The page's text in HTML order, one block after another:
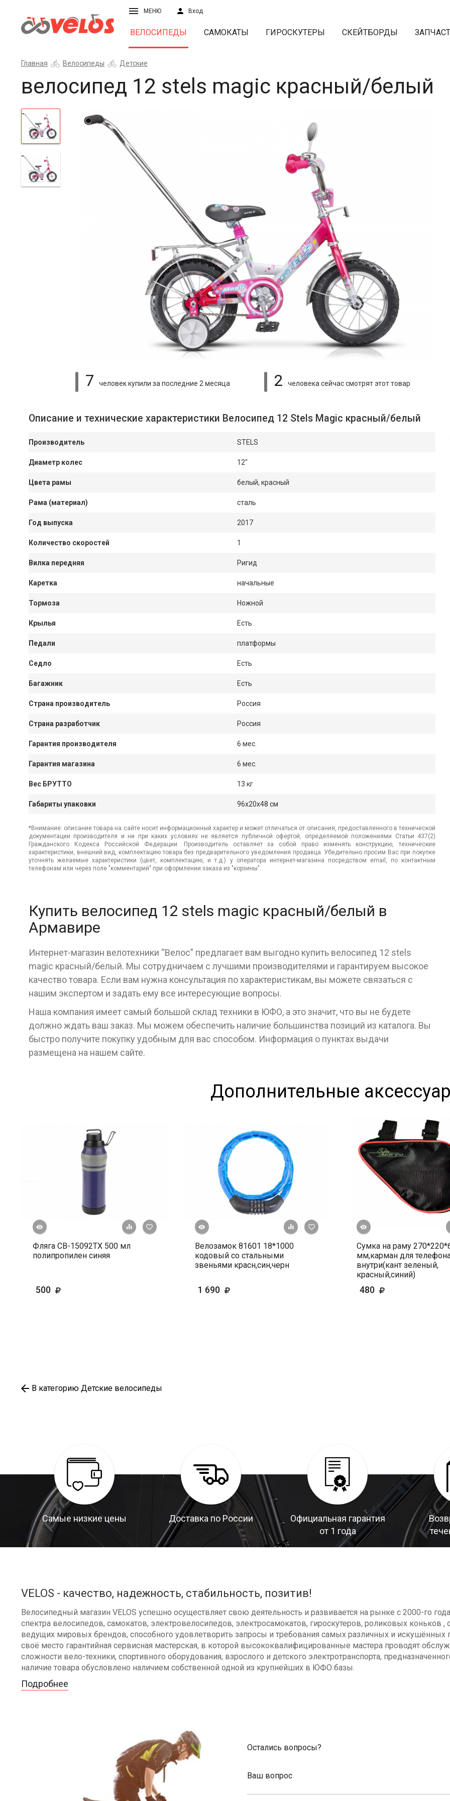
МЕНЮ Вход
ВЕЛОСИПЕДЫ САМОКАТЫ ГИРОСКУТЕРЫ СКЕЙТБОРДЫ
Главная Велосипеды Детские
велосипед 12 stels magic красный/белый
7 человек купили за последние 2 месяца 2 человека сейчас смотрятэтот товар
Описание и технические характеристики Велосипед 12 Stels Magic красный/белый
Производитель STELS
Диаметр колес 12"
Цвета рамы белый, красный
Рама (материал) сталь
Год выпуска 2017
Количество скоростей 1
Вилка передняя Ригид
Каретка начальные
Тормоза Ножной
Крылья Есть
Педали платформы
Седло Есть
Багажник Есть
Страна производитель Россия
Страна разработчик Россия
Гарантия производителя 6 мес.
Гарантия магазина 6 мес.
Вес БРУТТО 13 кг
Габариты упаковки 96x20x48 см
*Внимание: описание товара на сайте носит информационный характер и может отличаться от описания, предоставленного в технической
документации производителя и ни при каких условиях не является публичной офертой, определяемой положениями Статьи 437(2)
Гражданского Кодекса Российской Федерации. Производитель оставляет за собой право изменять конструкцию, технические
характеристики, внешний вид, комплектацию товара без предварительного уведомления продавца. Убедительно просим Вас при покупке
уточнять желаемые характеристики (цвет, комплектацию, и т.д.) у оператора интернет-магазина посредством email, по контактным
телефонам или через поле "комментарий" при оформлении заказа из "корзины".
Купить велосипед 12 stels magic красный/белый в
Армавире
Интернет-магазин велотехники “Велос” предлагает вам выгодно купить велосипед 12 stels
magic красный/белый. Мы сотрудничаем с лучшими производителями и гарантируем высокое
качество товара. Если вам нужна консультация по характеристикам, вы можете связаться с
нашим экспертом и задать ему все интересующие вопросы.
Наша компания имеет самый большой склад техники в ЮФО, а это значит, что вы не будете
должно ждать ваш заказ. Мы можем обеспечить наличие большинства позиций из каталога. Вы
быстро получите покупку удобным для вас способом. Информация о пунктах выдачи
размещена на нашем сайте.
Дополнительные
+ К сравнению
В избранное
Фляга СВ-15092ТХ 500 мл
полипропилен синяя
500
+ К сравнению
В избранное
Быстрый просмотр
Велозамок 81601 18*1000
кодовый со стальными
звеньями красн,син,черн
1 690
Быстрый просмотр
Сумка на раму
мм,карман для
внутри(кант зеленый,
красный,синий)
480
В категорию Детские велосипеды
Самые низкие цены Доставка по России
Официальная гарантия
от 1 года
VELOS - качество, надежность, стабильность, позитив!
Велосипедный магазин VELOS успешно осуществляет свою деятельность и развивается на рынке с 2000-го
спектра велосипедов, самокатов, электровелосипедов, электросамокатов, гироскутеров, роликовых коньков ,
ведущих мировых брендов, способного удовлетворить запросы и требования самых различных и искушённых
своё место гарантийная сервисная мастерская, в которой высококвалифицированные мастера проводят
сложности вело-техники, спортивного оборудования, взрослого и детского электротранспорта,
наличие товара обусловлено наличием собственной одной из крупнейших в ЮФО базы.
Подробнее
Остались вопросы?
Ваш вопрос